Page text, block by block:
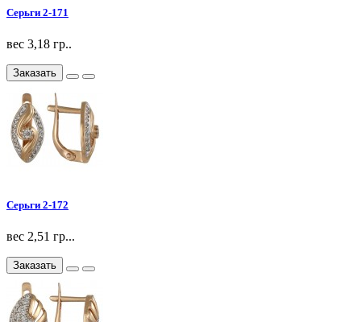
Серьги 2-171
вес 3,18 гр..
Заказать
Серьги 2-172
вес 2,51 гр...
Заказать